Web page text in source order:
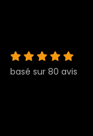
basé sur 80 avis